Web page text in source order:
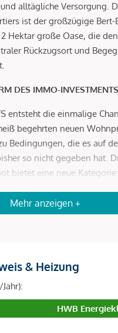
alltägliche Versorgung.
ist der großzügige Bert-
Hektar große Oase, die den
Rückzugsort und
DES IMMO-INVESTMENTS
entsteht die einmalige
begehrten neuen
Bedingungen, die es auf
so nicht gegeben hat.
bietet eine neue Kategorie:
Investmentjuwel erweist.
Preisnachlass von 15 % auf
der „preiswerten Miete“-
vor, dass die Wohnungen
einer indexierten,
sich an den
Mehr anzeigen +
& Heizung
HWB